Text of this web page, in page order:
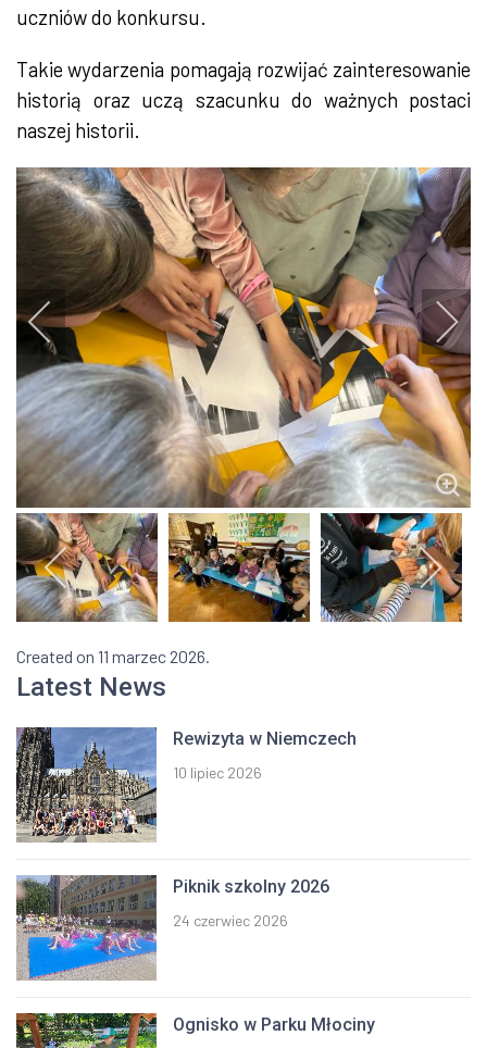
uczniów do konkursu.
Takie wydarzenia pomagają rozwijać zainteresowanie
historią oraz uczą szacunku do ważnych postaci
naszej historii.
Created on 11 marzec 2026.
Latest News
Rewizyta w Niemczech
10 lipiec 2026
Piknik szkolny 2026
24 czerwiec 2026
Ognisko w Parku Młociny